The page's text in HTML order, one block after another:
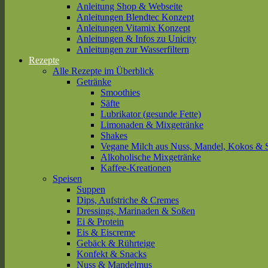
Anleitung Shop & Webseite
Anleitungen Blendtec Konzept
Anleitungen Vitamix Konzept
Anleitungen & Infos zu Unicity
Anleitungen zur Wasserfiltern
Rezepte
Alle Rezepte im Überblick
Getränke
Smoothies
Säfte
Lubrikator (gesunde Fette)
Limonaden & Mixgetränke
Shakes
Vegane Milch aus Nuss, Mandel, Kokos &
Alkoholische Mixgetränke
Kaffee-Kreationen
Speisen
Suppen
Dips, Aufstriche & Cremes
Dressings, Marinaden & Soßen
Ei & Protein
Eis & Eiscreme
Gebäck & Rührteige
Konfekt & Snacks
Nuss & Mandelmus